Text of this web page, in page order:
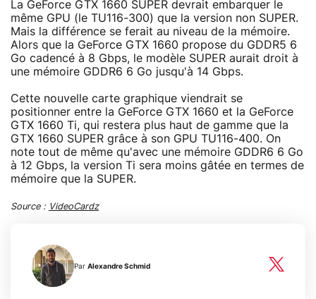
La GeForce GTX 1660 SUPER devrait embarquer le
même GPU (le TU116-300) que la version non SUPER.
Mais la différence se ferait au niveau de la mémoire.
Alors que la GeForce GTX 1660 propose du GDDR5 6
Go cadencé à 8 Gbps, le modèle SUPER aurait droit à
une mémoire GDDR6 6 Go jusqu'à 14 Gbps.
Cette nouvelle carte graphique viendrait se
positionner entre la GeForce GTX 1660 et la GeForce
GTX 1660 Ti, qui restera plus haut de gamme que la
GTX 1660 SUPER grâce à son GPU TU116-400. On
note tout de même qu'avec une mémoire GDDR6 6 Go
à 12 Gbps, la version Ti sera moins gâtée en termes de
mémoire que la SUPER.
Source : VideoCardz
Par Alexandre Schmid